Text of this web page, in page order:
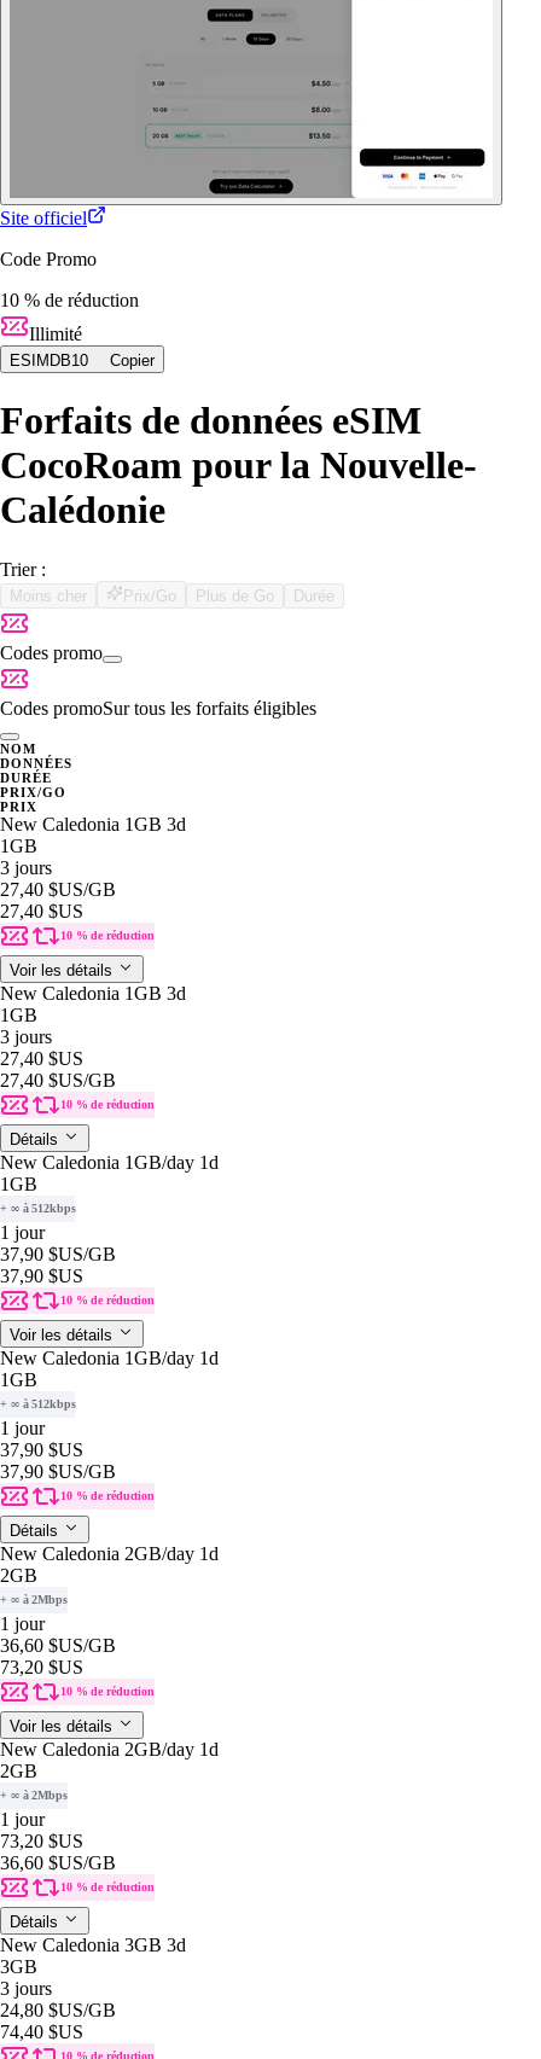
Site officiel
Code Promo
10 % de réduction
Illimité
ESIMDB10 Copier
Forfaits de données eSIM
CocoRoam pour la Nouvelle-
Calédonie
Trier :
Moins cher Prix/Go Plus de Go Durée
Codes promo
Codes promoSur tous les forfaits éligibles
NOM
DONNÉES
DURÉE
PRIX/GO
PRIX
New Caledonia 1GB 3d
1GB
3 jours
27,40 $US/GB
27,40 $US
10 % de réduction
Voir les détails
New Caledonia 1GB 3d
1GB
3 jours
27,40 $US
27,40 $US/GB
10 % de réduction
Détails
New Caledonia 1GB/day 1d
1GB
+ ∞ à 512kbps
1 jour
37,90 $US/GB
37,90 $US
10 % de réduction
Voir les détails
New Caledonia 1GB/day 1d
1GB
+ ∞ à 512kbps
1 jour
37,90 $US
37,90 $US/GB
10 % de réduction
Détails
New Caledonia 2GB/day 1d
2GB
+ ∞ à 2Mbps
1 jour
36,60 $US/GB
73,20 $US
10 % de réduction
Voir les détails
New Caledonia 2GB/day 1d
2GB
+ ∞ à 2Mbps
1 jour
73,20 $US
36,60 $US/GB
10 % de réduction
Détails
New Caledonia 3GB 3d
3GB
3 jours
24,80 $US/GB
74,40 $US
10 % de réduction